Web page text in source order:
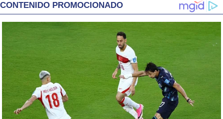
CONTENIDO PROMOCIONADO